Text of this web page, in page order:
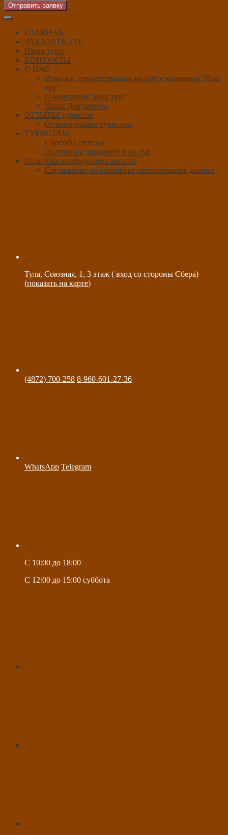
Отправить заявку
ГЛАВНАЯ
ЗАКАЗАТЬ ТУР
Наши туры
КОНТАКТЫ
О НАС
Рады вас приветствовать на сайте компании “Ваш
тур”.
О компании “Ваш тур”
Наши Документы
ОТЗЫВЫ туристов
Отзывы наших туристов:
ТУРИСТАМ
Способы оплаты
Получение документов на тур
Политика конфиденциальности
Соглашение об обработке персональных данных
Тула, Союзная, 1, 3 этаж ( вход со стороны Сбера)
(показать на карте)
(4872) 700-258 8-960-601-27-36
WhatsApp Telegram
C 10:00 до 18:00
C 12:00 до 15:00 суббота